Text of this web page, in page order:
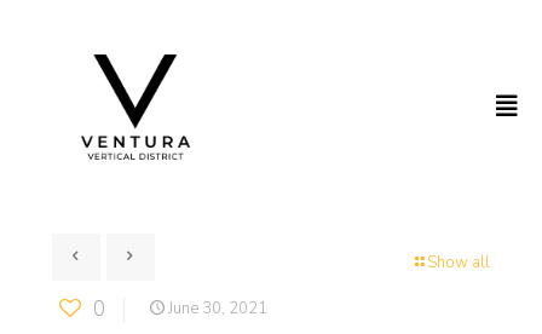
Show all
0 June 30, 2021